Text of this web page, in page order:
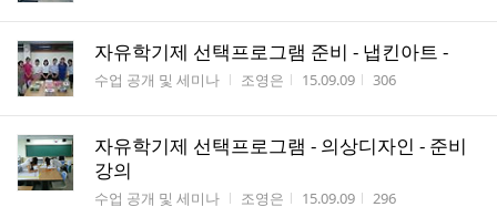
자유학기제 선택프로그램 준비 - 냅킨아트 -
게시판명
수업 공개 및 세미나 작성자
조영은 작성시간
15.09.09 조회수
306
자유학기제 선택프로그램 - 의상디자인 - 준비
강의
게시판명
수업 공개 및 세미나 작성자
조영은 작성시간
15.09.09 조회수
296